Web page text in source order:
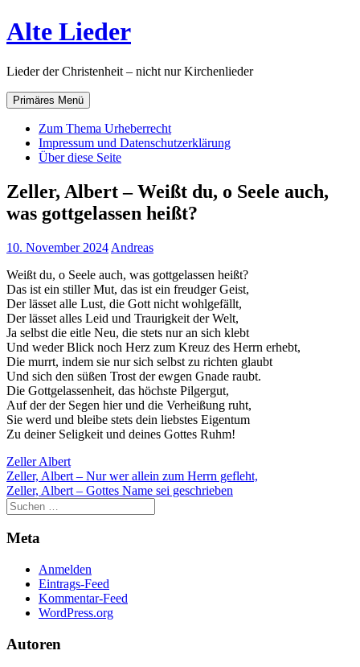
Zum
Inhalt
Alte Lieder
Lieder der Christenheit – nicht nur Kirchenlieder
Primäres Menü
Zum Thema Urheberrecht
Impressum und Datenschutzerklärung
Über diese Seite
Zeller, Albert – Weißt du, o Seele auch,
was gottgelassen heißt?
10. November 2024 Andreas
Weißt du, o Seele auch, was gottgelassen heißt?
Das ist ein stiller Mut, das ist ein freudger Geist,
Der lässet alle Lust, die Gott nicht wohlgefällt,
Der lässet alles Leid und Traurigkeit der Welt,
Ja selbst die eitle Neu, die stets nur an sich klebt
Und weder Blick noch Herz zum Kreuz des Herrn erhebt,
Die murrt, indem sie nur sich selbst zu richten glaubt
Und sich den süßen Trost der ewgen Gnade raubt.
Die Gottgelassenheit, das höchste Pilgergut,
Auf der der Segen hier und die Verheißung ruht,
Sie werd und bleibe stets dein liebstes Eigentum
Zu deiner Seligkeit und deines Gottes Ruhm!
Zeller Albert
Beitragsnavigation
Zeller, Albert – Nur wer allein zum Herrn gefleht,
Zeller, Albert – Gottes Name sei geschrieben
Meta
Anmelden
Eintrags-Feed
Kommentar-Feed
WordPress.org
Autoren